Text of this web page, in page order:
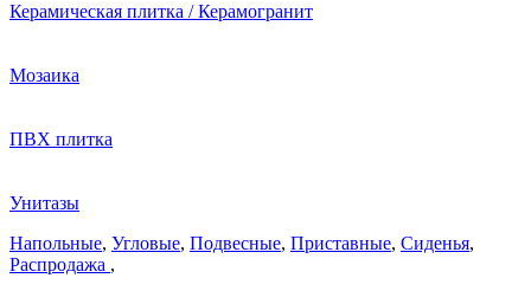
Керамическая плитка / Керамогранит
Мозаика
ПВХ плитка
Унитазы
Напольные, Угловые, Подвесные, Приставные, Сиденья,
Распродажа ,